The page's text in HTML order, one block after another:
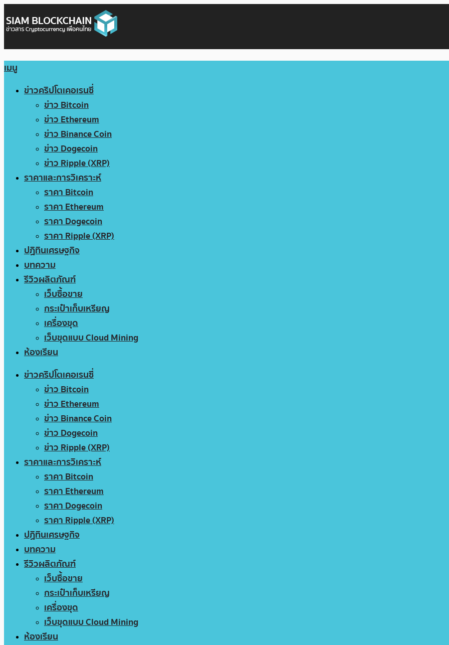
เมนู
ข่าวคริปโตเคอเรนซี่
ข่าว Bitcoin
ข่าว Ethereum
ข่าว Binance Coin
ข่าว Dogecoin
ข่าว Ripple (XRP)
ราคาและการวิเคราะห์
ราคา Bitcoin
ราคา Ethereum
ราคา Dogecoin
ราคา Ripple (XRP)
ปฏิทินเศรษฐกิจ
บทความ
รีวิวผลิตภัณฑ์
เว็บซื้อขาย
กระเป๋าเก็บเหรียญ
เครื่องขุด
เว็บขุดแบบ Cloud Mining
ห้องเรียน
ข่าวคริปโตเคอเรนซี่
ข่าว Bitcoin
ข่าว Ethereum
ข่าว Binance Coin
ข่าว Dogecoin
ข่าว Ripple (XRP)
ราคาและการวิเคราะห์
ราคา Bitcoin
ราคา Ethereum
ราคา Dogecoin
ราคา Ripple (XRP)
ปฏิทินเศรษฐกิจ
บทความ
รีวิวผลิตภัณฑ์
เว็บซื้อขาย
กระเป๋าเก็บเหรียญ
เครื่องขุด
เว็บขุดแบบ Cloud Mining
ห้องเรียน